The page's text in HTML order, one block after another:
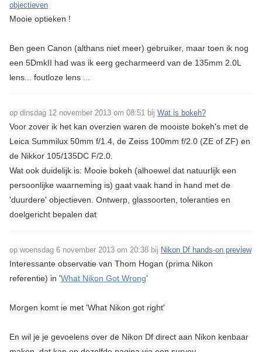
objectieven
Mooie optieken !
Ben geen Canon (althans niet meer) gebruiker, maar toen ik nog
een 5DmkII had was ik eerg gecharmeerd van de 135mm 2.0L
lens... foutloze lens ...
op dinsdag 12 november 2013 om 08:51 bij Wat is bokeh?
Voor zover ik het kan overzien waren de mooiste bokeh's met de
Leica Summilux 50mm f/1.4, de Zeiss 100mm f/2.0 (ZE of ZF) en
de Nikkor 105/135DC F/2.0.
Wat ook duidelijk is: Mooie bokeh (alhoewel dat natuurlijk een
persoonlijke waarneming is) gaat vaak hand in hand met de
'duurdere' objectieven. Ontwerp, glassoorten, toleranties en
doelgericht bepalen dat
op woensdag 6 november 2013 om 20:38 bij Nikon Df hands-on preview
Interessante observatie van Thom Hogan (prima Nikon
referentie) in 'What Nikon Got Wrong'
Morgen komt ie met 'What Nikon got right'
En wil je je gevoelens over de Nikon Df direct aan Nikon kenbaar